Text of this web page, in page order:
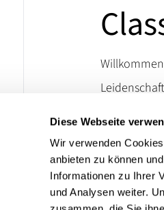
Diese Webseite
Wir verwenden
anbieten zu können
Informationen zu Ihrer
und Analysen weiter.
lassen.
die Welt
Bei